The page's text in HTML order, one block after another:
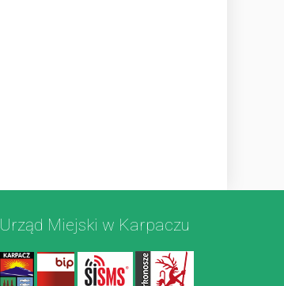
Urząd Miejski w Karpaczu